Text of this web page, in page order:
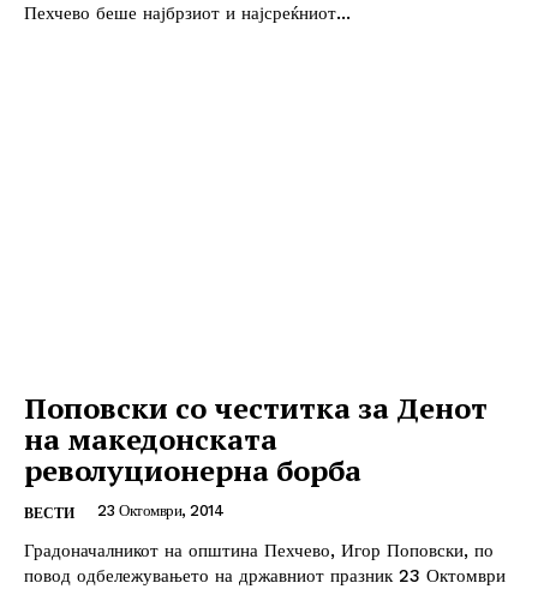
Пехчево беше најбрзиот и најсреќниот...
Поповски со честитка за Денот
на македонската
револуционерна борба
ВЕСТИ 23 Октомври, 2014
Градоначалникот на општина Пехчево, Игор Поповски, по
повод одбележувањето на државниот празник 23 Октомври